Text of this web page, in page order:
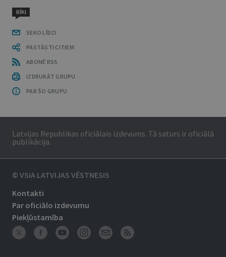
RĪKI
SEKO LĪDZI
PASTĀSTI CITIEM
ABONĒ RSS
IZDRUKĀT GRUPU
PAR ŠO GRUPU
Latvijas Republikas oficiālais izdevums. Tā saturs ir oficiālā
publikācija.
© VSIA LATVIJAS VĒSTNESIS
Kontakti
Par oficiālo izdevumu
Piekļūstamība